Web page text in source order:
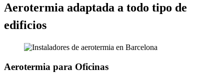
Aerotermia adaptada a todo tipo de
edificios
Aerotermia para Oficinas​